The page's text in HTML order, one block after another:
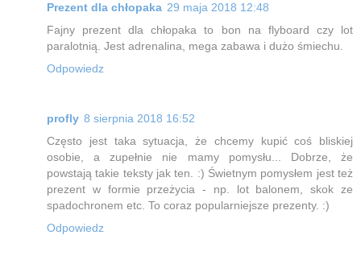
Prezent dla chłopaka 29 maja 2018 12:48
Fajny prezent dla chłopaka to bon na flyboard czy lot
paralotnią. Jest adrenalina, mega zabawa i dużo śmiechu.
Odpowiedz
profly 8 sierpnia 2018 16:52
Często jest taka sytuacja, że chcemy kupić coś bliskiej
osobie, a zupełnie nie mamy pomysłu... Dobrze, że
powstają takie teksty jak ten. :) Świetnym pomysłem jest też
prezent w formie przeżycia - np. lot balonem, skok ze
spadochronem etc. To coraz popularniejsze prezenty. :)
Odpowiedz